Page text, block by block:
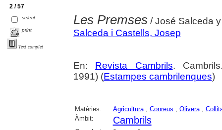
2 / 57
select
print
Text complet
Les Premses/ José Salceda
Salceda i Castells, Josep
En: Revista Cambrils.
1991) (Estampes cambrilenques)
Matèries: Agricultura; Conreus ; Olivera;
Àmbit:
Cambrils